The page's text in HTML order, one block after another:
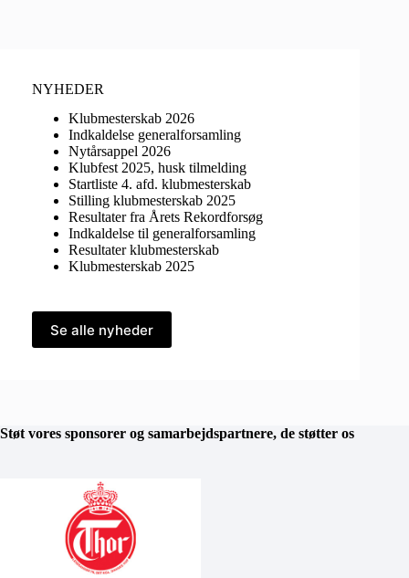
NYHEDER
Klubmesterskab 2026
Indkaldelse generalforsamling
Nytårsappel 2026
Klubfest 2025, husk tilmelding
Startliste 4. afd. klubmesterskab
Stilling klubmesterskab 2025
Resultater fra Årets Rekordforsøg
Indkaldelse til generalforsamling
Resultater klubmesterskab
Klubmesterskab 2025
Se alle nyheder
Støt vores sponsorer og samarbejdspartnere, de støtter os